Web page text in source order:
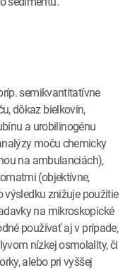
semikvantitatívne
dôkaz bielkovín,
a urobilinogénu
moču chemicky
na ambulanciách),
(objektívne,
výsledku znižuje použitie
na mikroskopické
používať aj v prípade,
nízkej osmolality, či
alebo pri vyššej